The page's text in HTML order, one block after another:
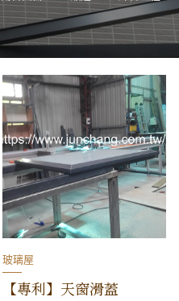
玻璃屋
【專利】天窗滑蓋